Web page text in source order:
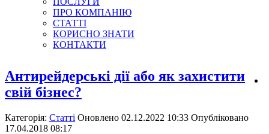
ПРО КОМПАНІЮ
СТАТТІ
КОРИСНО ЗНАТИ
КОНТАКТИ
Антирейдерські дії або як захистити
свій бізнес?
Категорія: Статті Оновлено 02.12.2022 10:33 Опубліковано
17.04.2018 08:17